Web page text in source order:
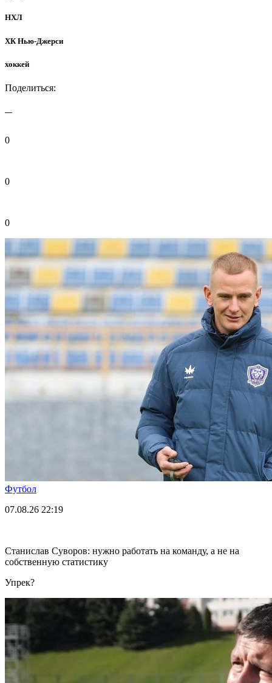
НХЛ
ХК Нью-Джерси
хоккей
Поделиться:
0
0
0
Футбол
07.08.26 22:19
Станислав Суворов: нужно работать на команду, а не на
собственную статистику
Упрек?